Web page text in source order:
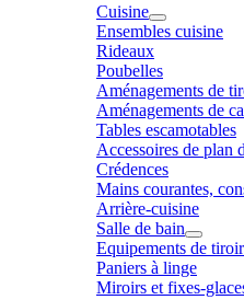
Cuisine
Ensembles cuisine
Rideaux
Poubelles
Aménagements de
Aménagements de
Tables escamotables
Accessoires de plan
Crédences
Mains courantes,
Arrière-cuisine
Salle de bain
Equipements de
Paniers à linge
Miroirs et fixes-